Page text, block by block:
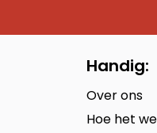
Handig:
Over ons
Hoe het